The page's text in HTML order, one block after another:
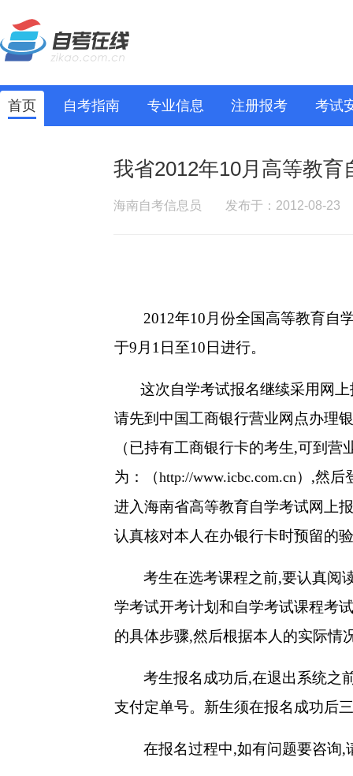
首页 自考指南 专业信息 注册报考 考试
我省2012年10月高等教
海南自考信息员 发布于：2012-08-23
2012年10 月份全国高等教育自
于9 月 1 日至10 日进行。
这次自学考试报名继续采用网
请先到中国工商银行营业网点办理
（已持有工商银行卡的考生,可到营
为：（http://www.icbc.com.cn） ,然后
进入海南省高等教育自学考试网上
认真核对本人在办银行卡时预留的
考生在选考课程之前,要认真阅
学考试开考计划和自学考试课程考
的具体步骤,然后根据本人的实际情
考生报名成功后,在退出系统之
支付定单号。新生须在报名成功后
在报名过程中,如有问题要咨询,